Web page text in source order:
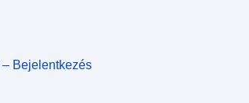
Bejelentkezés